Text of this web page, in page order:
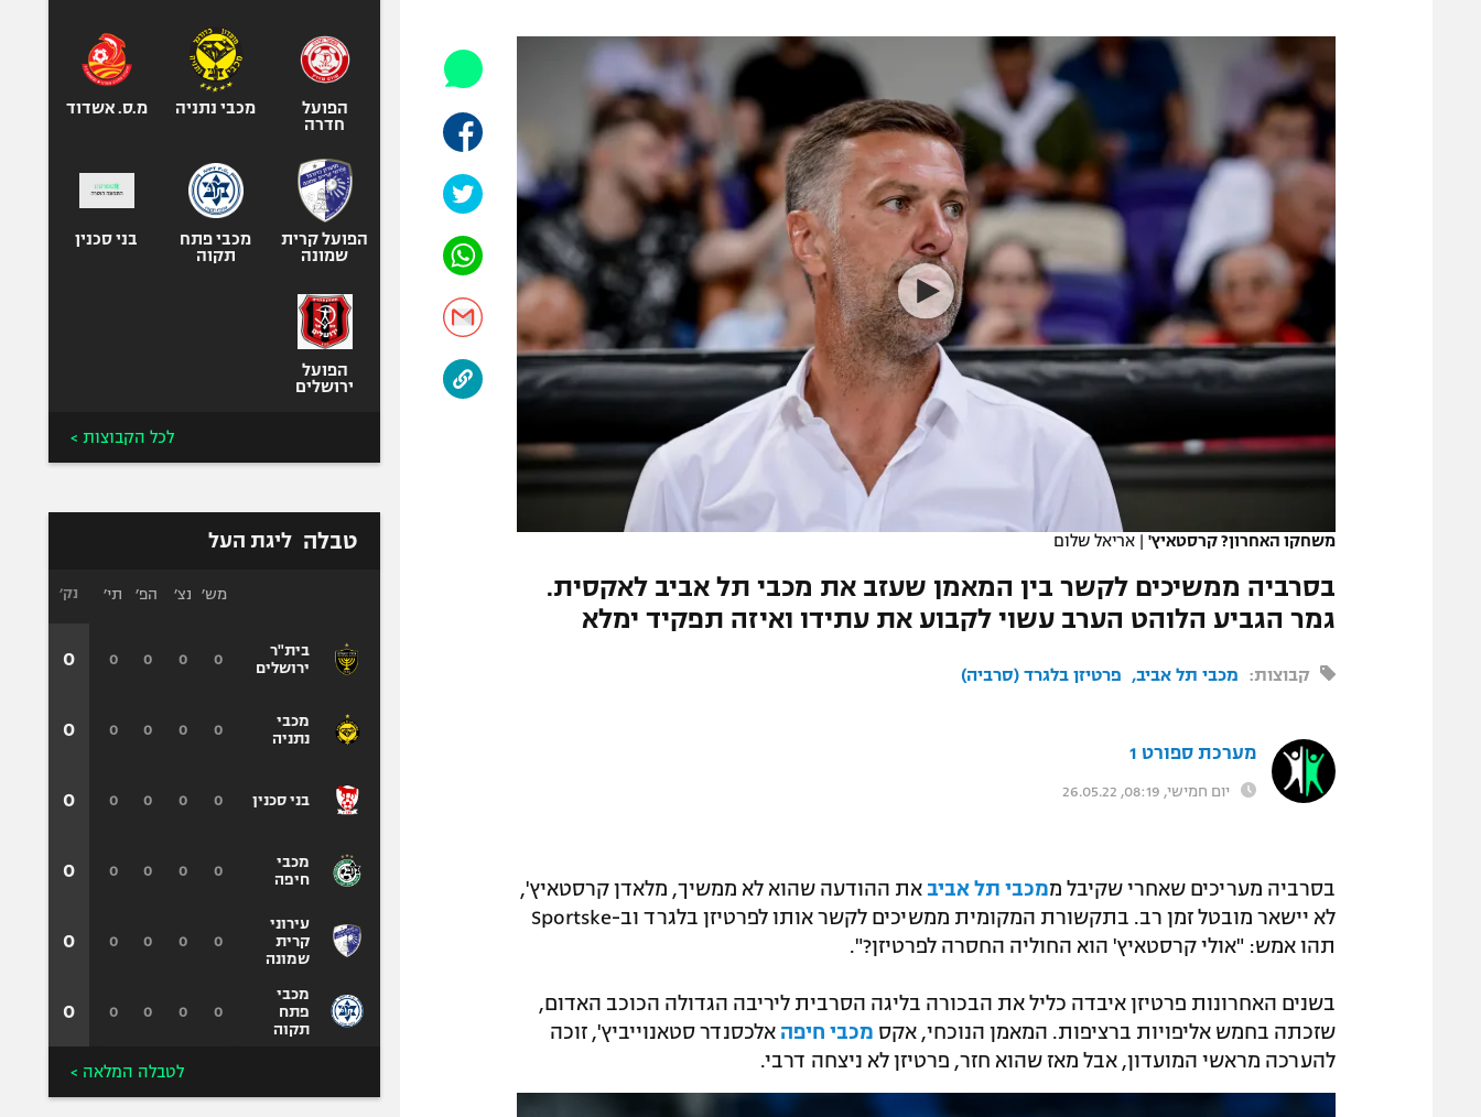
תקנון משתתפים וזוכים בפרסים
תקנון עבור פעילות אלקטרה
תקנון עבור פעילות ספורט 1 – "מרלן"
גיימינג E-Sports
תנאי שימוש
מדיניות פרטיות
תקנון פעילות ספורט 1
רשיון להקרנה פומבית לבית עסק
לוח דרושים – ג'ובנט
הפועל תל אביב
הפועל חיפה
הפועל באר שבע
מכבי נתניה
בני יהודה
ליגה סינית
ליגה ברזילאית
ליגות נוספות
אופניים
ספורט מוטורי
כדורמים
בייסבול MLB
ספורט אתגרי
אומנויות לחימה
משחקו האחרון? קרסטאיץ' | אריאל שלום
בסרביה ממשיכים לקשר בין המאמן שעזב את מכבי תל אביב לאקסית.
גמר הגביע הלוהט הערב עשוי לקבוע את עתידו ואיזה תפקיד ימלא
קבוצות: מכבי תל אביב פרטיזן בלגרד (סרביה)
מערכת ספורט 1
יום חמישי, 08:19, 26.05.22
בסרביה מעריכים שאחרי שקיבל ממכבי תל אביב את ההודעה שהוא לא ממשיך, מלאדן קרסטאיץ',
לא יישאר מובטל זמן רב. בתקשורת המקומית ממשיכים לקשר אותו לפרטיזן בלגרד וב-Sportske
תהו אמש: "אולי קרסטאיץ' הוא החוליה החסרה לפרטיזן?".
בשנים האחרונות פרטיזן איבדה כליל את הבכורה בליגה הסרבית ליריבה הגדולה הכוכב האדום,
שזכתה בחמש אליפויות ברציפות. המאמן הנוכחי, אקס מכבי חיפה אלכסנדר סטאנוייביץ', זוכה
להערכה מראשי המועדון, אבל מאז שהוא חזר, פרטיזן לא ניצחה דרבי.
הפועל
חדרה
מכבי נתניה מ.ס. אשדוד
הפועל קרית
שמונה
מכבי פתח
תקוה
בני סכנין
הפועל
ירושלים
לכל הקבוצות >
טבלה ליגת העל
בית"ר
ירושלים
מכבי
נתניה
בני סכנין
מכבי
חיפה
עירוני
קרית
שמונה
מכבי
פתח
תקוה
מש׳ נצ׳ הפ׳ תי׳
0
0
0
0
0
0
0
0
0
0
0
0
0
0
0
0
0
0
0
0
0
0
0
0
נק׳
0
0
0
0
0
0
לטבלה המלאה >